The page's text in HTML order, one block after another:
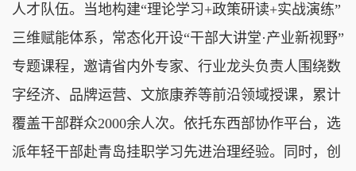
人才队伍。当地构建“理论学习+政策研读+实战演练”
三维赋能体系，常态化开设“干部大讲堂·产业新视野”
专题课程，邀请省内外专家、行业龙头负责人围绕数
字经济、品牌运营、文旅康养等前沿领域授课，累计
覆盖干部群众2000余人次。依托东西部协作平台，选
派年轻干部赴青岛挂职学习先进治理经验。同时，创